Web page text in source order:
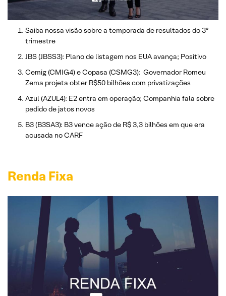
Saiba nossa visão sobre a temporada de resultados do 3º
trimestre
JBS (JBSS3): Plano de listagem nos EUA avança; Positivo
Cemig (CMIG4) e Copasa (CSMG3): Governador Romeu
Zema projeta obter R$50 bilhões com privatizações
Azul (AZUL4): E2 entra em operação; Companhia fala sobre
pedido de jatos novos
B3 (B3SA3): B3 vence ação de R$ 3,3 bilhões em que era
acusada no CARF
Renda Fixa